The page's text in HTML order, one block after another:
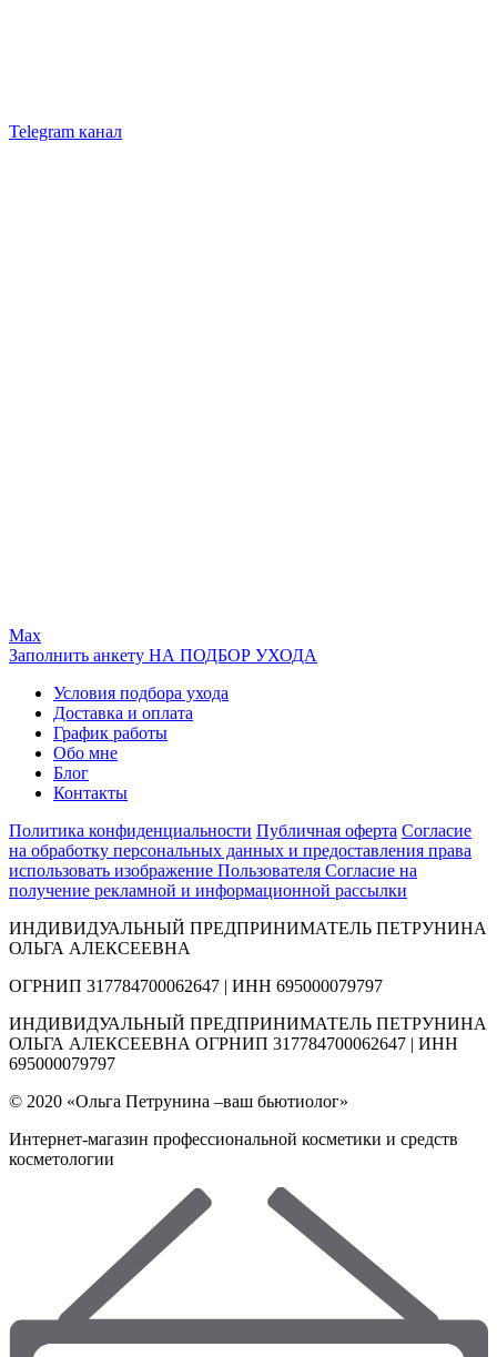
Telegram канал
Max
Заполнить анкету НА ПОДБОР УХОДА
Условия подбора ухода
Доставка и оплата
График работы
Обо мне
Блог
Контакты
Политика конфиденциальности Публичная оферта Согласие
на обработку персональных данных и предоставления права
использовать изображение Пользователя Согласие на
получение рекламной и информационной рассылки
ИНДИВИДУАЛЬНЫЙ ПРЕДПРИНИМАТЕЛЬ ПЕТРУНИНА
ОЛЬГА АЛЕКСЕЕВНА
ОГРНИП 317784700062647 | ИНН 695000079797
ИНДИВИДУАЛЬНЫЙ ПРЕДПРИНИМАТЕЛЬ ПЕТРУНИНА
ОЛЬГА АЛЕКСЕЕВНА ОГРНИП 317784700062647 | ИНН
695000079797
© 2020 «Ольга Петрунина –ваш бьютиолог»
Интернет-магазин профессиональной косметики и средств
косметологии